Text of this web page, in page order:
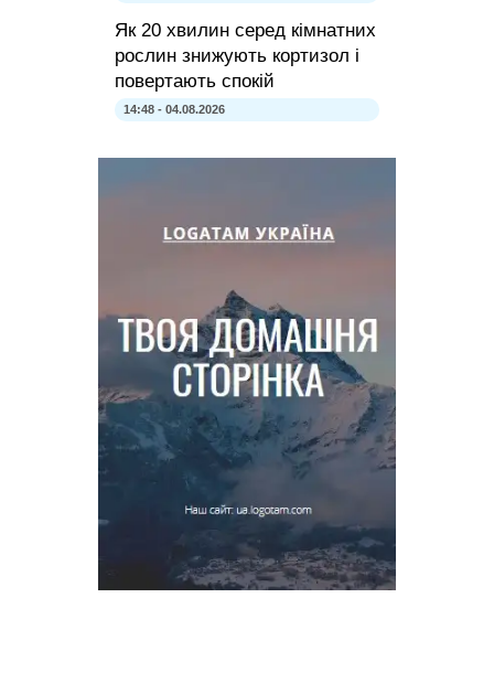
Як 20 хвилин серед кімнатних
рослин знижують кортизол і
повертають спокій
14:48 - 04.08.2026